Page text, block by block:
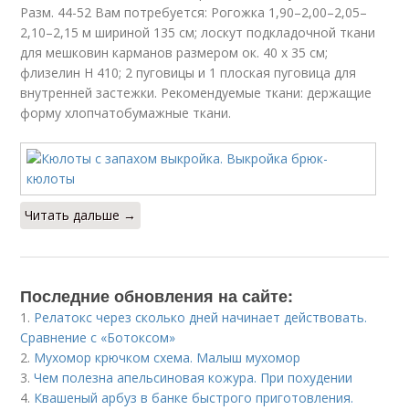
Разм. 44-52 Вам потребуется: Рогожка 1,90–2,00–2,05–
2,10–2,15 м шириной 135 см; лоскут подкладочной ткани
для мешковин карманов размером ок. 40 х 35 см;
флизелин Н 410; 2 пуговицы и 1 плоская пуговица для
внутренней застежки. Рекомендуемые ткани: держащие
форму хлопчатобумажные ткани.
Читать дальше →
Последние обновления на сайте:
1. Релатокс через сколько дней начинает действовать.
Сравнение с «Ботоксом»
2. Мухомор крючком схема. Малыш мухомор
3.Чем полезна апельсиновая кожура. При похудении
4. Квашеный арбуз в банке быстрого приготовления.